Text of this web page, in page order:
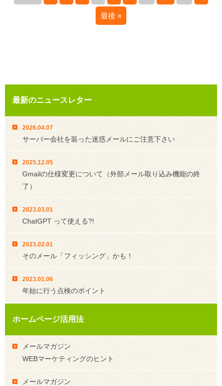
最後 »
最新のニュースレター
2026.04.07
サーバー会社を装った迷惑メールにご注意下さい
2025.12.05
Gmailの仕様変更について（外部メール取り込み機能の終
了）
2023.03.01
ChatGPT って使える?!
2023.02.01
そのメール「フィッシング」かも！
2023.01.06
年始に行う点検のポイント
ホームページ活用法
メールマガジン
WEBマーケティングのヒント
メールマガジン